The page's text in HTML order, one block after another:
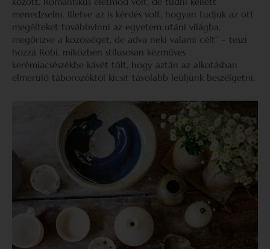
menedzselni. Illetve az is kérdés volt, hogyan tudjuk az ott
megélteket továbbvinni az egyetem utáni világba,
megőrizve a közösséget, de adva neki valami célt” – teszi
hozzá Robi, miközben stílusosan kézműves
kerémiacsészékbe kávét tölt, hogy aztán az alkotásban
elmerülő táborozóktól kicsit távolabb leüljünk beszélgetni.